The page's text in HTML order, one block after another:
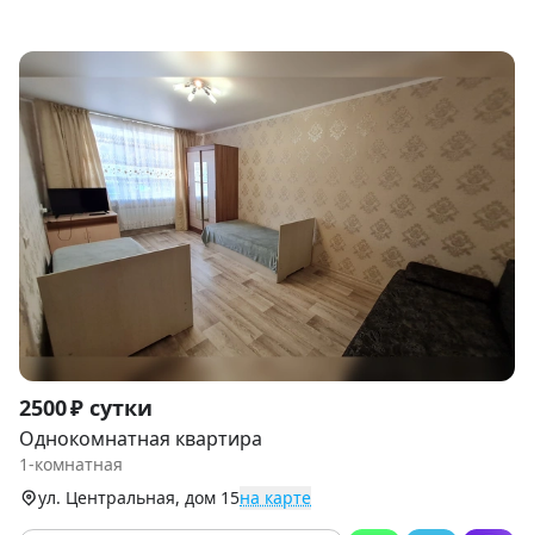
Item
1
of
2500 ₽ сутки
Однокомнатная квартира
1-комнатная
ул. Центральная, дом 15на карте